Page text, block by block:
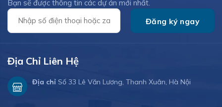
Bạn sẽ được thông tin các dự án mới nhất.
Địa Chỉ Liên Hệ
Địa chỉ Số 33 Lê Văn Lương, Thanh Xuân, Hà Nội